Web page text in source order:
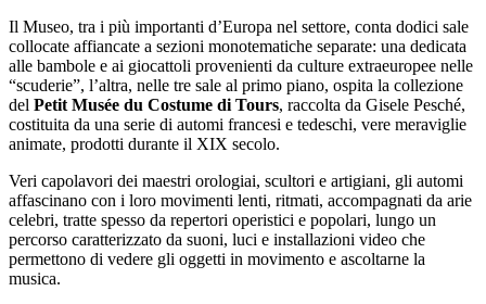
Il Museo, tra i più importanti d’Europa nel settore, conta dodici sale
collocate affiancate a sezioni monotematiche separate: una dedicata
alle bambole e ai giocattoli provenienti da culture extraeuropee nelle
“scuderie”, l’altra, nelle tre sale al primo piano, ospita la collezione
del Petit Musée du Costume di Tours, raccolta da Gisele Pesché,
costituita da una serie di automi francesi e tedeschi, vere meraviglie
animate, prodotti durante il XIX secolo.
Veri capolavori dei maestri orologiai, scultori e artigiani, gli automi
affascinano con i loro movimenti lenti, ritmati, accompagnati da arie
celebri, tratte spesso da repertori operistici e popolari, lungo un
percorso caratterizzato da suoni, luci e installazioni video che
permettono di vedere gli oggetti in movimento e ascoltarne la
musica.